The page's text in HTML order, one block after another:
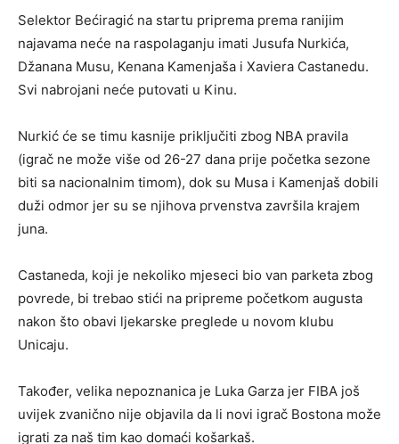
Selektor Bećiragić na startu priprema prema ranijim
najavama neće na raspolaganju imati Jusufa Nurkića,
Džanana Musu, Kenana Kamenjaša i Xaviera Castanedu.
Svi nabrojani neće putovati u Kinu.
Nurkić će se timu kasnije priključiti zbog NBA pravila
(igrač ne može više od 26-27 dana prije početka sezone
biti sa nacionalnim timom), dok su Musa i Kamenjaš dobili
duži odmor jer su se njihova prvenstva završila krajem
juna.
Castaneda, koji je nekoliko mjeseci bio van parketa zbog
povrede, bi trebao stići na pripreme početkom augusta
nakon što obavi ljekarske preglede u novom klubu
Unicaju.
Također, velika nepoznanica je Luka Garza jer FIBA još
uvijek zvanično nije objavila da li novi igrač Bostona može
igrati za naš tim kao domaći košarkaš.